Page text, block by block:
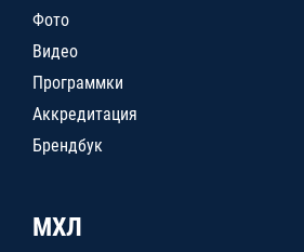
Фото
Видео
Программки
Аккредитация
Брендбук
МХЛ